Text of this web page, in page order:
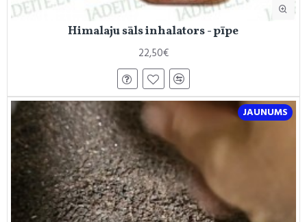
Himalaju sāls inhalators - pīpe
22,50€
JAUNUMS